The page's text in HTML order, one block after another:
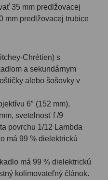
35 mm predlžovacej
mm predlžovacej trubice
Chrétien) s
a sekundárnym
alebo šošovky v
6″ (152 mm),
svetelnosť f /9
povrchu 1/12 Lambda
má 99 % dielektrickú
má 99 % dielektrickú
kolimovateľný článok.